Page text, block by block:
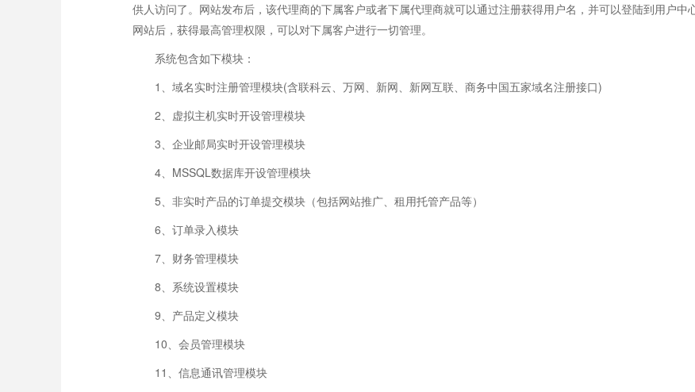
供人访问了。网站发布后，该代理商的下属客户或者下属代理商就可以通过注册获得用户名，并可以登陆到用户
网站后，获得最高管理权限，可以对下属客户进行一切管理。
系统包含如下模块：
1、域名实时注册管理模块(含联科云、万网、新网、新网互联、商务中国五家域名注册接口)
2、虚拟主机实时开设管理模块
3、企业邮局实时开设管理模块
4、MSSQL数据库开设管理模块
5、非实时产品的订单提交模块（包括网站推广、租用托管产品等）
6、订单录入模块
7、财务管理模块
8、系统设置模块
9、产品定义模块
10、会员管理模块
11、信息通讯管理模块